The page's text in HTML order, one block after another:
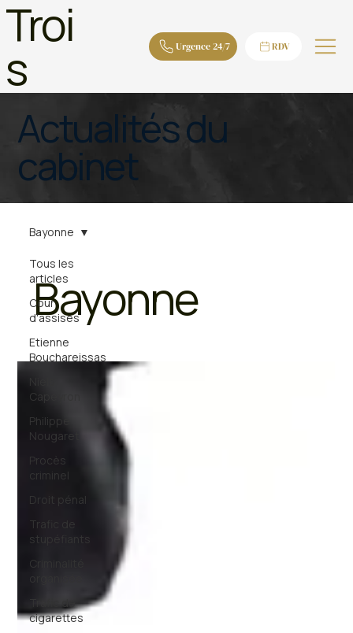
Troi
s Urgence 24/7 RDV
Actualités du
cabinet
Tous les
articles
Cour
d'assises
Etienne
Bouchareissas
Capeyron
Philippe
Nougaret
Procès
criminel
Droit pénal
Trafic de
stupéfiants
Criminalité
Trafic de
cigarettes
Bayonne
Bayonne